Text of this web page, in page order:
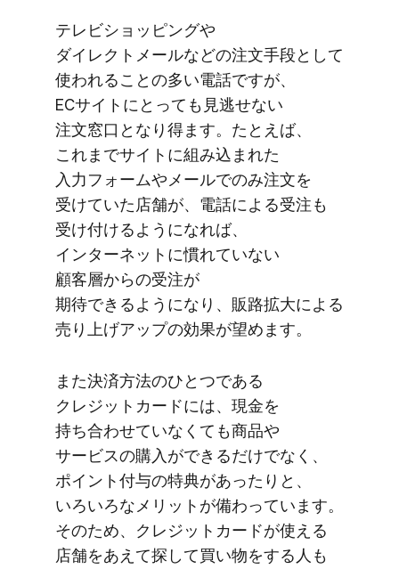
テレビショッピングや​
ダイレクトメールなどの​注文手段と​して​
使われる​ことの​多い​電話ですが、​
ECサイトに​とっても​見逃せない​
注文窓口と​なり得ます。​たとえば、​
これまで​サイトに​組み込まれた​
入力フォームや​メールで​のみ​注文を​
受けていた​店舗が、​電話に​よる​受注も​
受け付けるようになれば、​
インターネットに​慣れていない​
顧客層からの​受注が​
期待できるようになり、​販路拡大に​よる​
売り上げアップの​効果が​望めます。
また​決済方​法の​ひとつである​
クレジットカードには、​現金を​
持ち合わせていなくても​商品や​
サービスの​購入が​できるだけでなく、​
ポイント付与の​特典が​あったりと、​
いろいろな​メリットが​備わっています。​
その​ため、​クレジットカードが​使える​
店舗を​あえて​探して​買い物を​する​人も​